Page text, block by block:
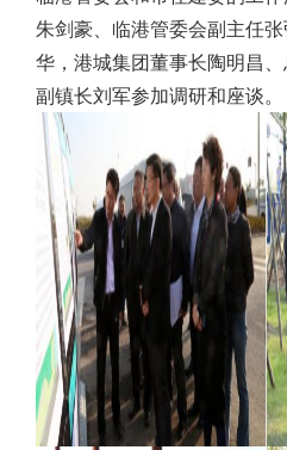
朱剑豪、临港管委会副主任
华，港城集团董事长陶明昌
副镇长刘军参加调研和座谈。